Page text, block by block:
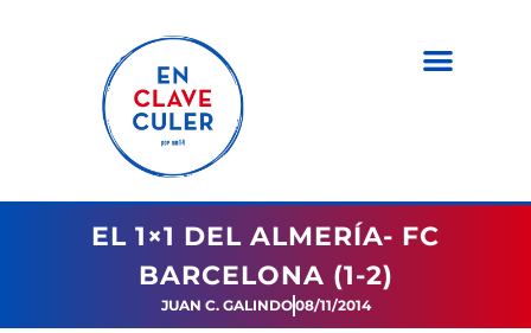
EL 1×1 DEL ALMERÍA- FC
BARCELONA (1-2)
JUAN C. GALINDO08/11/2014